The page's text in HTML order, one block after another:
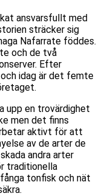
ansvarsfullt med
sträcker sig
Nafarrate föddes.
och de två
Efter
idag är det femte
upp en trovärdighet
men det finns
aktivt för att
av de arter de
andra arter
traditionella
tonfisk och nät